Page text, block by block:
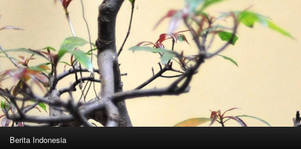
Berita Indonesia